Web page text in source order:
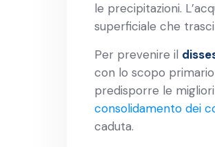
le precipitazioni.
superficiale che
Per prevenire il
con lo scopo
predisporre le
consolidamento dei
caduta.